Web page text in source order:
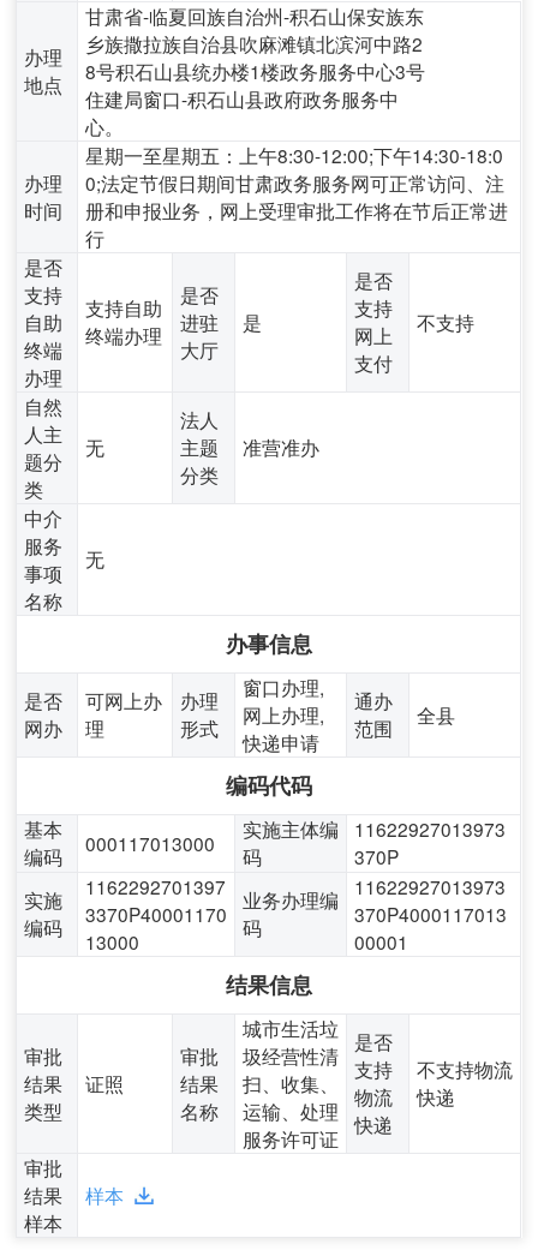
办理
地点
甘肃省-临夏回族自治州-积石山保安族东
乡族撒拉族自治县吹麻滩镇北滨河中路2
8号积石山县统办楼1楼政务服务中心3号
住建局窗口-积石山县政府政务服务中
心。
办理
时间
星期一至星期五：上午8:30-12:00;下午14:30-18:0
0;法定节假日期间甘肃政务服务网可正常访问、注
册和申报业务，网上受理审批工作将在节后正常进
行
是否
支持
自助
终端
办理
支持自助
终端办理
是否
进驻
大厅
是
是否
支持
网上
支付
不支持
自然
人主
题分
类
无
法人
主题
分类
准营准办
中介
服务
事项
名称
无
办事信息
是否
网办
可网上办
理
办理
形式
窗口办理,
网上办理,
快递申请
通办
范围
全县
编码代码
基本
编码
000117013000
实施主体编
码
11622927013973
370P
实施
编码
1162292701397
3370P40001170
13000
业务办理编
码
11622927013973
370P4000117013
00001
结果信息
审批
结果
类型
证照
审批
结果
名称
城市生活垃
圾经营性清
扫、收集、
运输、处理
服务许可证
是否
支持
物流
快递
不支持物流
快递
审批
结果
样本
样本